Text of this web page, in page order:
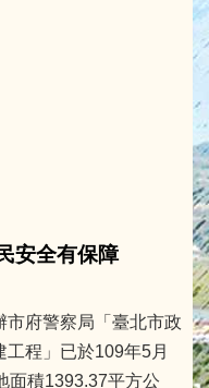
安全有保障
市府警察局「臺北市政
程」已於109年5月
面積1393.37平方公